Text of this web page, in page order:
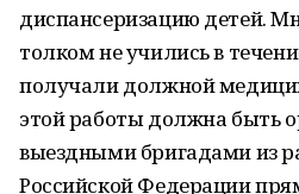
диспансеризацию детей.
толком не учились в
получали должной
этой работы должна быть
выездными бригадами из
Российской Федерации